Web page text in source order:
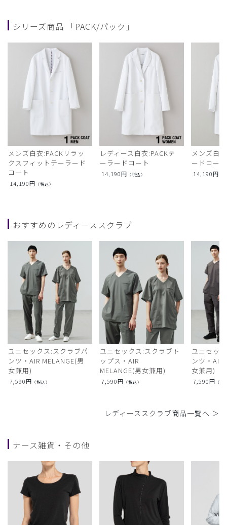
シリーズ商品 「PACK/パック」
メンズ白衣:PACKリラッ
クスフィットテーラード
コート
14,190円 （税込）
レディース白衣:PACKテ
ーラードコート
14,190円 （税込）
メンズ白
ードコート
14,190円
おすすめのレディーススクラブ
ユニセックス:スクラブパ
ンツ・AIR MELANGE(男
女兼用)
7,590円 （税込）
ユニセックス:スクラブト
ップス・AIR
MELANGE(男女兼用)
7,590円 （税込）
ユニセッ
ンツ・AIR
女兼用)
7,590円 （税
レディーススクラブ商品一覧へ ＞
ナース雑貨・その他